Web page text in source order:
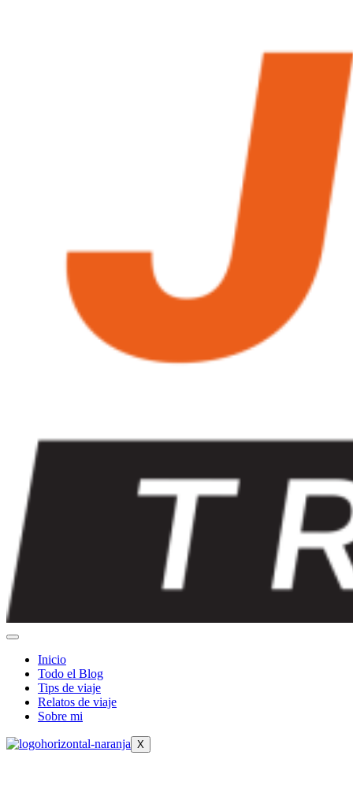
Inicio
Todo el Blog
Tips de viaje
Relatos de viaje
Sobre mi
X